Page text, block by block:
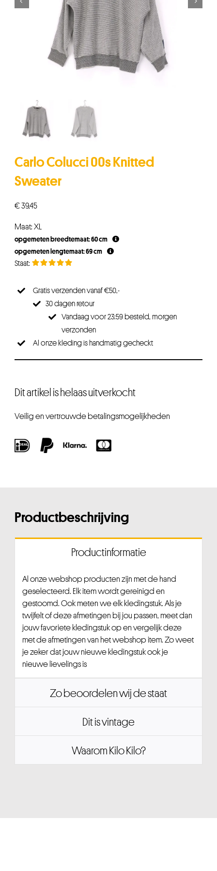
Carlo Colucci 00s Knitted
Sweater
€39,45
Maat: XL
opgemeten breedtemaat: 60 cm
opgemeten lengtemaat: 69 cm
Gratis verzenden vanaf €50,-
30 dagen retour
Vandaag voor 23:59 besteld, morgen
verzonden
Al onze kleding is handmatig gecheckt
Dit artikel is helaas uitverkocht
Veilig en vertrouwde betalingsmogelijkheden
Productbeschrijving
Productinformatie
Al onze webshop producten zijn met de hand
geselecteerd. Elk item wordt gereinigd en
gestoomd. Ook meten we elk kledingstuk. Als je
twijfelt of deze afmetingen bij jou passen, meet dan
jouw favoriete kledingstuk op en vergelijk deze
met de afmetingen van het webshop item. Zo weet
je zeker dat jouw nieuwe kledingstuk ook je
nieuwe lievelings is
Zo beoordelen wij de staat
Dit is vintage
Waarom Kilo Kilo?